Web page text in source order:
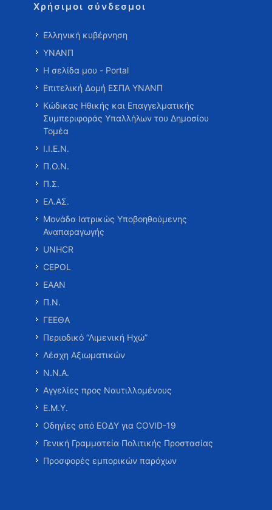
Χρήσιμοι σύνδεσμοι
Ελληνική κυβέρνηση
ΥΝΑΝΠ
Η σελίδα μου - Portal
Επιτελική Δομή ΕΣΠΑ ΥΝΑΝΠ
Κώδικας Ηθικής και Επαγγελματικής
Συμπεριφοράς Υπαλλήλων του Δημοσίου
Τομέα
Ι.Ι.Ε.Ν.
Π.Ο.Ν.
Π.Σ.
ΕΛ.ΑΣ.
Μονάδα Ιατρικώς Υποβοηθούμενης
Αναπαραγωγής
UNHCR
CEPOL
ΕΑΑΝ
Π.Ν.
ΓΕΕΘΑ
Περιοδικό “Λιμενική Ηχώ”
Λέσχη Αξιωματικών
Ν.Ν.Α.
Αγγελίες προς Ναυτιλλομένους
Ε.Μ.Υ.
Οδηγίες από ΕΟΔΥ για COVID-19
Γενική Γραμματεία Πολιτικής Προστασίας
Προσφορές εμπορικών παρόχων